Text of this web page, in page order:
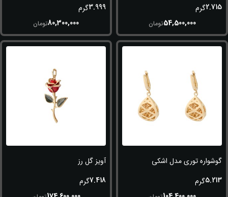
2.715گرم
54,500,000تومان
3.999گرم
80,300,000تومان
گوشواره توری مدل اشکی
5.213گرم
آویز گل رز
7.418گرم